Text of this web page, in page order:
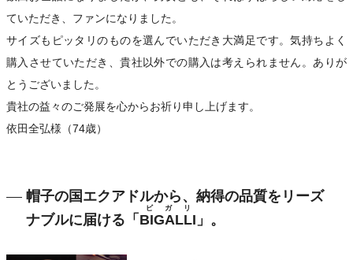
ていただき、ファンになりました。
サイズもピッタリのものを選んでいただき大満足です。気持ちよく
購入させていただき、貴社以外での購入は考えられません。ありが
とうございました。
貴社の益々のご発展を心からお祈り申し上げます。
依田全弘様（74歳）
帽子の国エクアドルから、納得の品質をリーズ
ナブルに届ける「 BIGALLI
ビガリ
」。